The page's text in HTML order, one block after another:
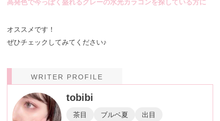
高発色で今っぽく盛れるグレーの水光カラコンを探している方に
オススメです！
ぜひチェックしてみてください♪
WRITER PROFILE
tobibi
茶目 ブルベ夏 出目